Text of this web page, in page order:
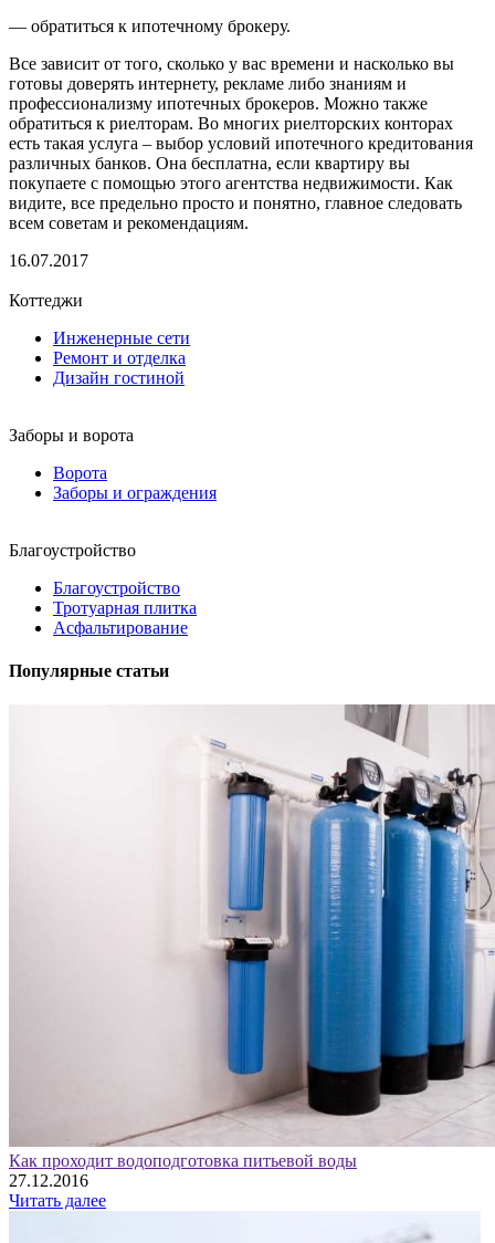
— обратиться к ипотечному брокеру.
Все зависит от того, сколько у вас времени и насколько вы
готовы доверять интернету, рекламе либо знаниям и
профессионализму ипотечных брокеров. Можно также
обратиться к риелторам. Во многих риелторских конторах
есть такая услуга – выбор условий ипотечного кредитования
различных банков. Она бесплатна, если квартиру вы
покупаете с помощью этого агентства недвижимости. Как
видите, все предельно просто и понятно, главное следовать
всем советам и рекомендациям.
16.07.2017
Коттеджи
Инженерные сети
Ремонт и отделка
Дизайн гостиной
Заборы и ворота
Ворота
Заборы и ограждения
Благоустройство
Благоустройство
Тротуарная плитка
Асфальтирование
Популярные статьи
Как проходит водоподготовка питьевой воды
27.12.2016
Читать далее